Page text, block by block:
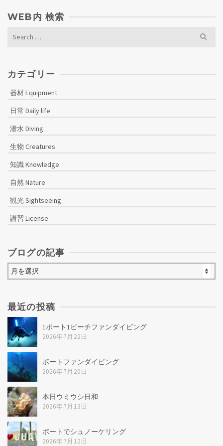
稿
ナ
ビ
ゲ
ー
シ
ョ
ン
WEB内 検索
カテゴリー
器材 Equipment
日常 Daily life
潜水 Diving
生物 Creatures
知識 Knowledge
自然 Nature
観光 Sightseeing
講習 License
ブログの記事
ブ
ロ
の
記
事
最近の投稿
1ボート1ビーチファンダイビング
2026年7月22日
ボートファンダイビング
2026年7月20日
本日ウミウシ日和
2026年7月13日
ボートでシュノーケリング
2026年7月12日